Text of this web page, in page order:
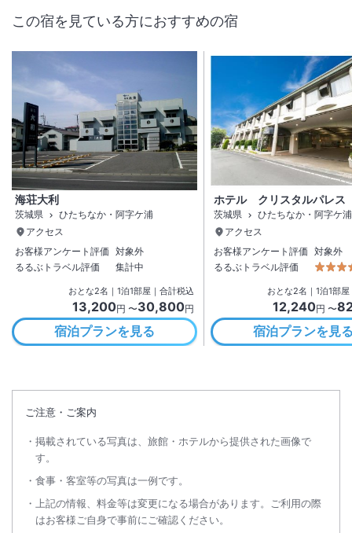
この宿を見ている方におすすめの宿
海荘大利
茨城県
ひたちなか・阿字ケ浦
アクセス
お客様アンケート評価 対象外
るるぶトラベル評価
集計中
おとな2名 ｜ 1泊1部屋｜合計税込
13,200円 〜30,800円
宿泊プランを見る
ホテル クリスタルパレス
茨城県
ひたちなか・阿字ケ浦
アクセス
お客様アンケート評価 対象外
るるぶトラベル評価
おとな2名 ｜ 1泊1部屋
12,240円 〜
宿泊プランを見
ご注意・ご案内
掲載されている写真は、旅館・ホテルから提供された画像で
す。
食事・客室等の写真は一例です。
上記の情報、料金等は変更になる場合があります。ご利用の際
はお客様ご自身で事前にご確認ください。